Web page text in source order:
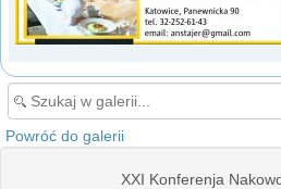
Powróć do galerii
XXI Konferenja